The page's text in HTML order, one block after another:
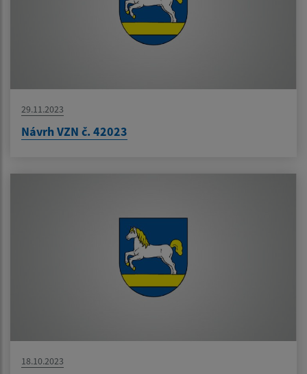
29.11.2023
Návrh VZN č. 42023
18.10.2023